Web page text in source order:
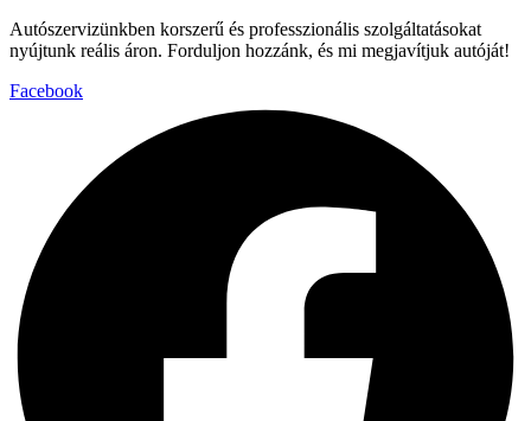
Autószervizünkben korszerű és professzionális szolgáltatásokat
nyújtunk reális áron. Forduljon hozzánk, és mi megjavítjuk autóját!
Facebook